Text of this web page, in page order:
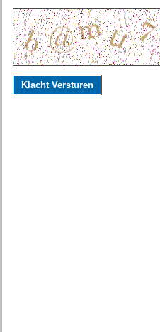
Klacht Versturen